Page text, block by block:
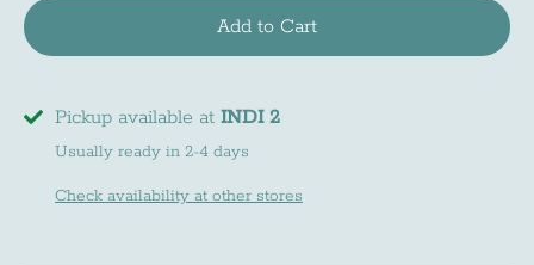
Add to Cart
Pickup available at INDI 2
Usually ready in 2-4 days
Check availability at other stores